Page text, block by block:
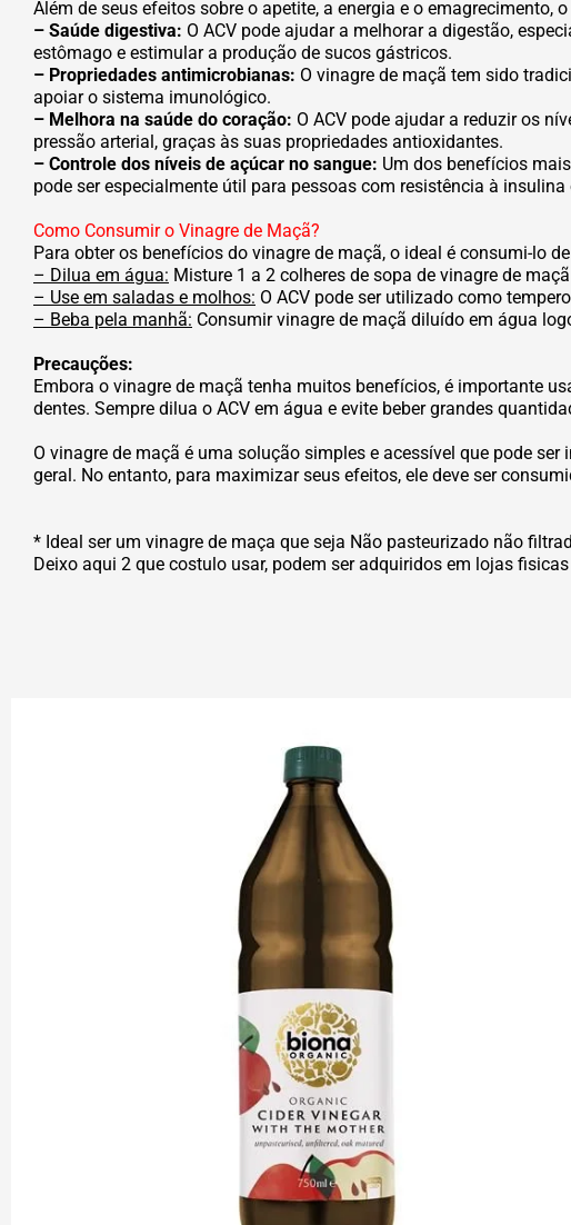
Além de seus efeitos sobre o apetite, a energia e o
– Saúde digestiva: O ACV pode ajudar a melhorar a digestão,
estômago e estimular a produção de sucos gástricos.
– Propriedades antimicrobianas: O vinagre de maçã tem sido
apoiar o sistema imunológico.
– Melhora na saúde do coração: O ACV pode ajudar a reduzir os
pressão arterial, graças às suas propriedades antioxidantes.
– Controle dos níveis de açúcar no sangue: Um dos benefícios
pode ser especialmente útil para pessoas com resistência à
Como Consumir o Vinagre de Maçã?
Para obter os benefícios do vinagre de maçã, o ideal é consumi-lo
– Dilua em água: Misture 1 a 2 colheres de sopa de vinagre de
– Use em saladas e molhos: O ACV pode ser utilizado como
– Beba pela manhã: Consumir vinagre de maçã diluído em água
Precauções:
Embora o vinagre de maçã tenha muitos benefícios, é importante
dentes. Sempre dilua o ACV em água e evite beber grandes
O vinagre de maçã é uma solução simples e acessível que pode
geral. No entanto, para maximizar seus efeitos, ele deve ser
* Ideal ser um vinagre de maça que seja Não pasteurizado não
Deixo aqui 2 que costulo usar, podem ser adquiridos em lojas